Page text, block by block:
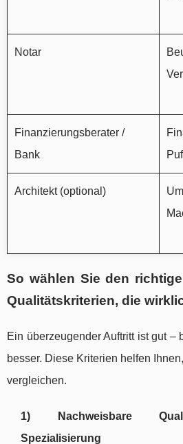
Notar
Finanzierungsberater /
Bank
Architekt (optional)
So wählen Sie den
Qualitätskriterien, die
Ein überzeugender Auftritt ist gut –
besser. Diese Kriterien helfen
vergleichen.
1) Nachweisbare
Spezialisierung